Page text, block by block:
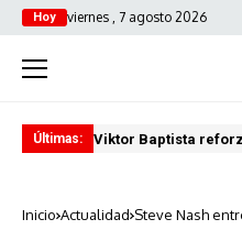
Hoy viernes , 7 agosto 2026
Últimas: Viktor Baptista
Inicio Actualidad Steve Nash